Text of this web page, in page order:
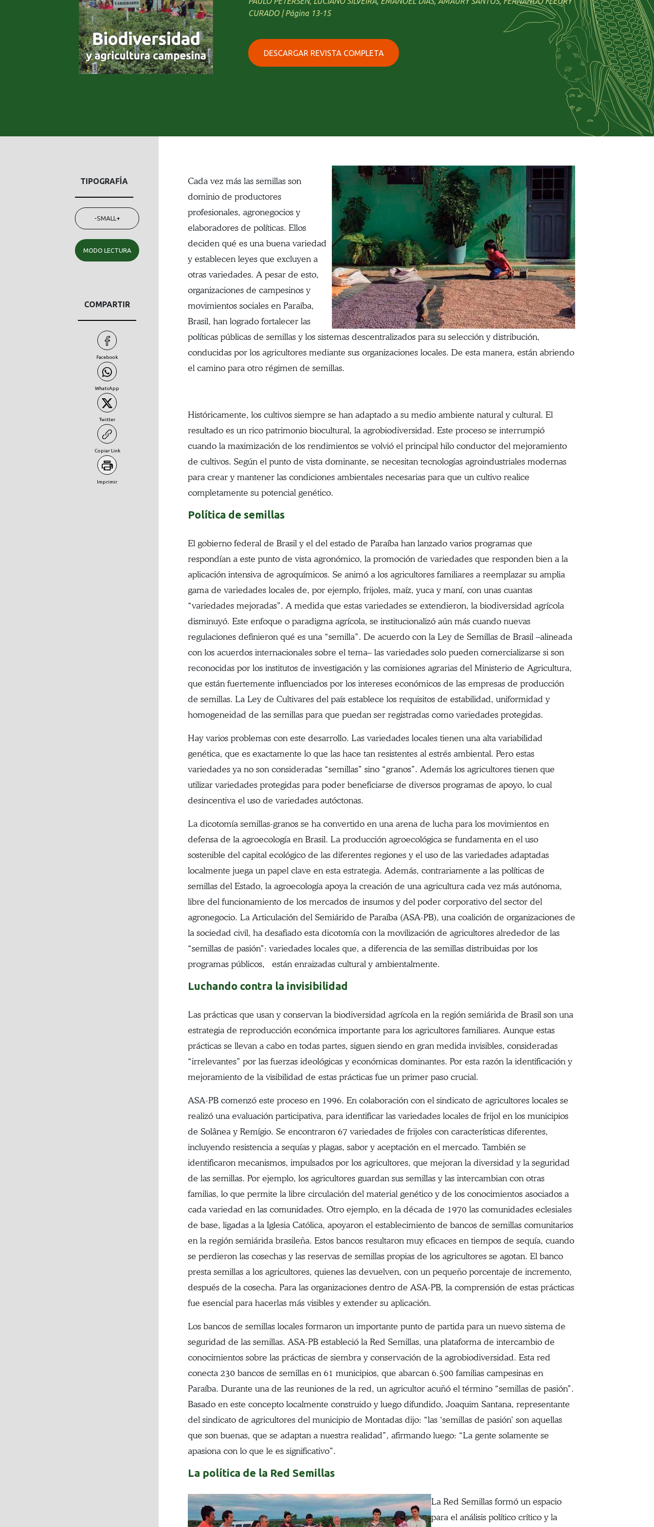
CURADO | Página 13-15
DESCARGAR REVISTA COMPLETA
TIPOGRAFÍA
-SMALL +
MODO LECTURA
COMPARTIR
Facebook
WhatsApp
Twitter
Copiar Link
Imprimir
Cada vez más las semillas son
dominio de productores
profesionales, agronegocios y
elaboradores de políticas. Ellos
deciden qué es una buena variedad
y establecen leyes que excluyen a
otras variedades. A pesar de esto,
organizaciones de campesinos y
movimientos sociales en Paraíba,
Brasil, han logrado fortalecer las
políticas públicas de semillas y los sistemas descentralizados para su selección y distribución,
conducidas por los agricultores mediante sus organizaciones locales. De esta manera, están abriendo
el camino para otro régimen de semillas.
Históricamente, los cultivos siempre se han adaptado a su medio ambiente natural y cultural. El
resultado es un rico patrimonio biocultural, la agrobiodiversidad. Este proceso se interrumpió
cuando la maximización de los rendimientos se volvió el principal hilo conductor del mejoramiento
de cultivos. Según el punto de vista dominante, se necesitan tecnologías agroindustriales modernas
para crear y mantener las condiciones ambientales necesarias para que un cultivo realice
completamente su potencial genético.
Política de semillas
El gobierno federal de Brasil y el del estado de Paraíba han lanzado varios programas que
respondían a este punto de vista agronómico, la promoción de variedades que responden bien a la
aplicación intensiva de agroquímicos. Se animó a los agricultores familiares a reemplazar su amplia
gama de variedades locales de, por ejemplo, frijoles, maíz, yuca y maní, con unas cuantas
“variedades mejoradas”. A medida que estas variedades se extendieron, la biodiversidad agrícola
disminuyó. Este enfoque o paradigma agrícola, se institucionalizó aún más cuando nuevas
regulaciones definieron qué es una “semilla”. De acuerdo con la Ley de Semillas de Brasil –alineada
con los acuerdos internacionales sobre el tema– las variedades solo pueden comercializarse si son
reconocidas por los institutos de investigación y las comisiones agrarias del Ministerio de Agricultura,
que están fuertemente influenciados por los intereses económicos de las empresas de producción
de semillas. La Ley de Cultivares del país establece los requisitos de estabilidad, uniformidad y
homogeneidad de las semillas para que puedan ser registradas como variedades protegidas.
Hay varios problemas con este desarrollo. Las variedades locales tienen una alta variabilidad
genética, que es exactamente lo que las hace tan resistentes al estrés ambiental. Pero estas
variedades ya no son consideradas “semillas” sino “granos”. Además los agricultores tienen que
utilizar variedades protegidas para poder beneficiarse de diversos programas de apoyo, lo cual
desincentiva el uso de variedades autóctonas.
La dicotomía semillas-granos se ha convertido en una arena de lucha para los movimientos en
defensa de la agroecología en Brasil. La producción agroecológica se fundamenta en el uso
sostenible del capital ecológico de las diferentes regiones y el uso de las variedades adaptadas
localmente juega un papel clave en esta estrategia. Además, contrariamente a las políticas de
semillas del Estado, la agroecología apoya la creación de una agricultura cada vez más autónoma,
libre del funcionamiento de los mercados de insumos y del poder corporativo del sector del
agronegocio. La Articulación del Semiárido de Paraíba (ASA-PB), una coalición de organizaciones de
la sociedad civil, ha desafiado esta dicotomía con la movilización de agricultores alrededor de las
“semillas de pasión”: variedades locales que, a diferencia de las semillas distribuidas por los
programas públicos, están enraizadas cultural y ambientalmente.
Luchando contra la invisibilidad
Las prácticas que usan y conservan la biodiversidad agrícola en la región semiárida de Brasil son una
estrategia de reproducción económica importante para los agricultores familiares. Aunque estas
prácticas se llevan a cabo en todas partes, siguen siendo en gran medida invisibles, consideradas
“irrelevantes” por las fuerzas ideológicas y económicas dominantes. Por esta razón la identificación y
mejoramiento de la visibilidad de estas prácticas fue un primer paso crucial.
ASA-PB comenzó este proceso en 1996. En colaboración con el sindicato de agricultores locales se
realizó una evaluación participativa, para identificar las variedades locales de frijol en los municipios
de Solânea y Remígio. Se encontraron 67 variedades de frijoles con características diferentes,
incluyendo resistencia a sequías y plagas, sabor y aceptación en el mercado. También se
identificaron mecanismos, impulsados por los agricultores, que mejoran la diversidad y la seguridad
de las semillas. Por ejemplo, los agricultores guardan sus semillas y las intercambian con otras
familias, lo que permite la libre circulación del material genético y de los conocimientos asociados a
cada variedad en las comunidades. Otro ejemplo, en la década de 1970 las comunidades eclesiales
de base, ligadas a la Iglesia Católica, apoyaron el establecimiento de bancos de semillas comunitarios
en la región semiárida brasileña. Estos bancos resultaron muy eficaces en tiempos de sequía, cuando
se perdieron las cosechas y las reservas de semillas propias de los agricultores se agotan. El banco
presta semillas a los agricultores, quienes las devuelven, con un pequeño porcentaje de incremento,
después de la cosecha. Para las organizaciones dentro de ASA-PB, la comprensión de estas prácticas
fue esencial para hacerlas más visibles y extender su aplicación.
Los bancos de semillas locales formaron un importante punto de partida para un nuevo sistema de
seguridad de las semillas. ASA-PB estableció la Red Semillas, una plataforma de intercambio de
conocimientos sobre las prácticas de siembra y conservación de la agrobiodiversidad. Esta red
conecta 230 bancos de semillas en 61 municipios, que abarcan 6.500 familias campesinas en
Paraíba. Durante una de las reuniones de la red, un agricultor acuñó el término “semillas de pasión”.
Basado en este concepto localmente construido y luego difundido, Joaquim Santana, representante
del sindicato de agricultores del municipio de Montadas dijo: “las ‘semillas de pasión’ son aquellas
que son buenas, que se adaptan a nuestra realidad”, afirmando luego: “La gente solamente se
apasiona con lo que le es significativo”.
La política de la Red Semillas
La Red Semillas formó un espacio
para el análisis político crítico y la